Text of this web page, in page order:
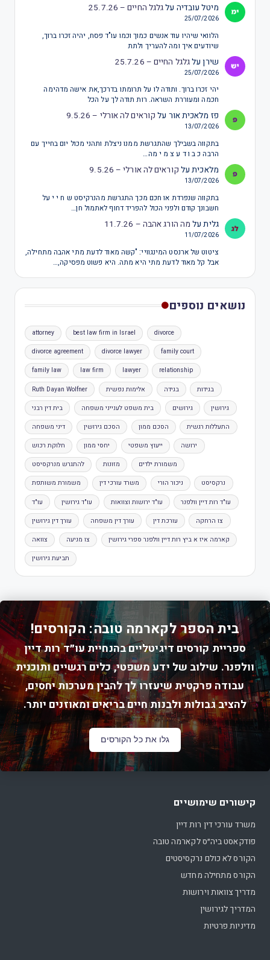
מיטל עובדיה עלגלגל החיים – 25.7.26
25/07/2026
הלוואי שיהיו עוד אנשים כמוך וכמו עו"ד פסח, יהיה זכרו ברוך,
שיודעים איך ומה להעריך ולתת
שירןעלגלגל החיים – 25.7.26
25/07/2026
יהי זכרו ברוך. ותודה לו על תרומתו בדרכך,את אישה מדהימה
חכמה ומעוררת השראה. רות תודה לך על הכל
פז מלאכית אור על קוראים לה אורלי – 9.5.26
13/07/2026
בתקווה בשבילך שהתגרשת ממנו ניצלת ותהני מכול יום בחייך עם
הרבה כ ב ו ד ע צ מ י מה…
מלאכיתעל קוראים לה אורלי – 9.5.26
13/07/2026
בתקווה שנפרדת או חכם מכך התגרשת מהנרקיסט ש ח י י על
חשבונך קודם ולפני הכול להפריד דחוף לאתמול חן…
גליתעל מה הורג אהבה – 11.7.26
11/07/2026
ציטוט של ארנסט המינגוויי: "קשה מאוד לדעת מתי אהבה מתחילה,
אבל קל מאוד לדעת מתי היא מתה. היא פשוט מפסיקה,…
נושאים נוספים
attorney best law firm in Israel divorce
divorce agreement divorce lawyer family court
family law law firm lawyer relationship
Ruth Dayan Wolfner אלימות נפשית בגידה בגידות
בית דין רבני בית משפט לענייני משפחה גירושים גירושין
דיני משפחה הסכם גירושין הסכם ממון התעללות רגשית
חלוקת רכוש יחסי ממון ייעוץ משפטי ירושה
להתגרש מנרקסיסט מזונות משמורת ילדים
משמורת משותפת משרד עורכי דין ניכור הורי נרקסיסט
עו"ד עו"ד גירושין עו"ד ירושות וצוואות עו"ד רות דיין וולפנר
עורך דין גירושין עורך דין משפחה עורכת דין צו הרחקה
צוואה צו מניעה קארמה איז א ביץ רות דיין וולפנר ספרי גירושין
תביעת גירושין
בית הספר לקארמה טובה: הקורסים!
ספריית קורסים דיגיטליים בהנחיית עו״ד רות דיין
וולפנר. שילוב של ידע משפטי, כלים רגשיים ותוכנית
עבודה פרקטית שיעזרו לך להבין מערכות יחסים,
להציב גבולות ולבנות חיים בריאים ומאוזנים יותר.
גלו את כל הקורסים
קישורים שימושיים
משרד עורכי דין רות דיין
פודקאסט ביה״ס לקארמה טובה
הקורס לא כולם נרקסיסטים
הקורס מתחילה מחדש
מדריך צוואות וירושות
המדריך לגירושין
מדיניות פרטיות